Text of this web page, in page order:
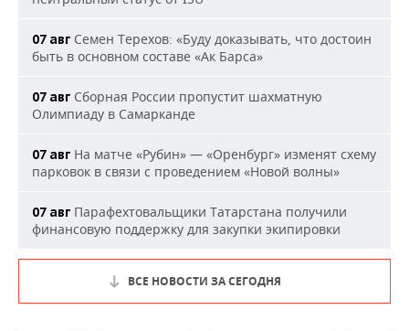
07 авг Семен Терехов: «Буду доказывать, что достоин
быть в основном составе «Ак Барса»
07 авг Сборная России пропустит шахматную
Олимпиаду в Самарканде
07 авг На матче «Рубин» — «Оренбург» изменят схему
парковок в связи с проведением «Новой волны»
07 авг Парафехтовальщики Татарстана получили
финансовую поддержку для закупки экипировки
ВСЕ НОВОСТИ ЗА СЕГОДНЯ